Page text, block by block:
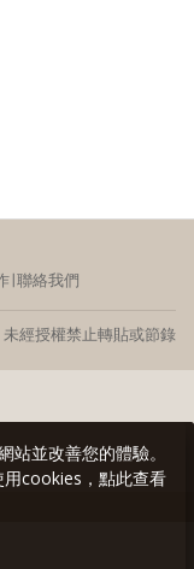
∣聯絡我們
經授權禁止轉貼或節錄
並改善您的體驗。
cookies，點此查看